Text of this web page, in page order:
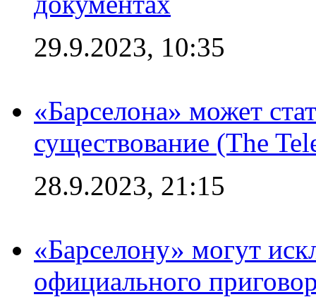
29.9.2023, 10:35
«Барселона» может
существование (The
28.9.2023, 21:15
«Барселону» могут
официального